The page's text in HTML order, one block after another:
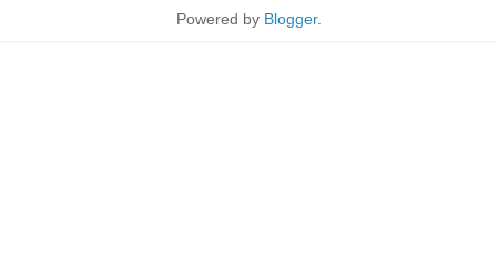
Powered by Blogger.